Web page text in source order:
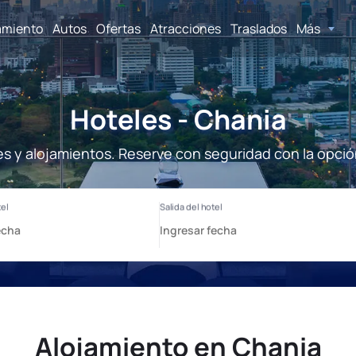
Autos Ofertas Atracciones Traslados Más
Hoteles - Chania
y alojamientos. Reserve con seguridad con la
Alojamiento en Chania